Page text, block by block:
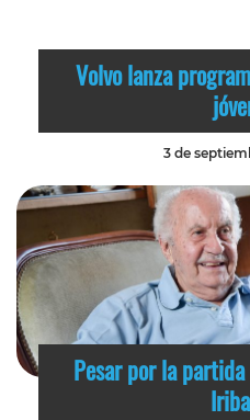
Volvo lanza
3 de
Pesar por la